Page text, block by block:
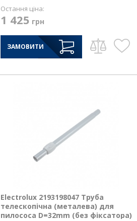
Остання ціна:
1 425 грн
ЗАМОВИТИ
Electrolux 2193198047 Труба
телескопічна (металева) для
пилососа D=32mm (без фіксатора)